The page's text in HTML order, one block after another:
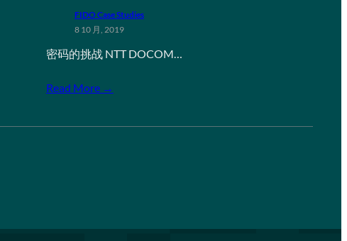
FIDO Case Studies
8 10 月, 2019
密码的挑战 NTT DOCOM…
Read More →